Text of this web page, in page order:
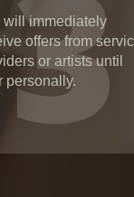
3
will immediately
offers from
or artists until
personally.